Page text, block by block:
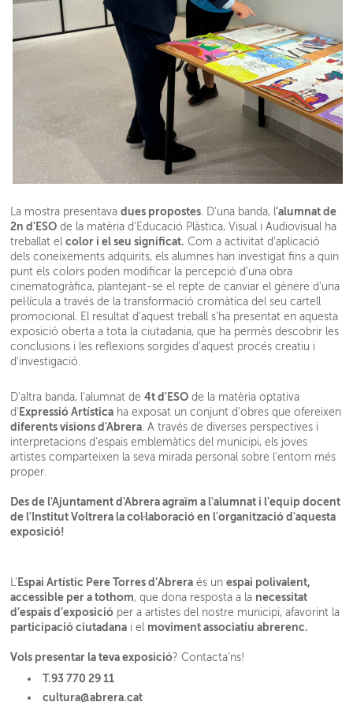
La mostra presentavadues propostes. D'una banda, l'alumnat de
2n d'ESO de la matèria d'Educació Plàstica, Visual i Audiovisual ha
treballat elcolor i el seu significat. Com a activitat d'aplicació
dels coneixements adquirits, els alumnes han investigat fins a quin
punt els colors poden modificar la percepció d'una obra
cinematogràfica, plantejant-se el repte de canviar el gènere d'una
pel·lícula a través de la transformació cromàtica del seu cartell
promocional. El resultat d'aquest treball s'ha presentat en aquesta
exposició oberta a tota la ciutadania, que ha permès descobrir les
conclusions i les reflexions sorgides d'aquest procés creatiu i
d'investigació.
D'altra banda, l'alumnat de4t d'ESO de la matèria optativa
d' Expressió Artística ha exposat un conjunt d'obres que ofereixen
diferents visions d'Abrera. A través de diverses perspectives i
interpretacions d'espais emblemàtics del municipi, els joves
artistes comparteixen la seva mirada personal sobre l'entorn més
proper.
Des de l'Ajuntament d'Abrera agraïm a l'alumnat i l'equip docent
de l'Institut Voltrera la col·laboració en l'organització d'aquesta
exposició!
L’ Espai Artístic Pere Torres d’Abrera és unespai polivalent,
accessible per a tothom, que dona resposta a la necessitat
d’espais d’exposició per a artistes del nostre municipi, afavorint la
participació ciutadana i el moviment associatiu abrerenc.
Vols presentar la teva exposició? Contacta’ns!
T.93 770 29 11
cultura@abrera.cat